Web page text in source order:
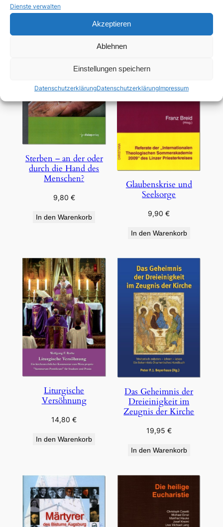
Dienste verwalten
Akzeptieren
Ablehnen
Einstellungen speichern
DatenschutzerklärungDatenschutzerklärungImpressum
Sterben – an der oder
durch die Hand des
Menschen?
9,80 €
In den Warenkorb
Glaubenskrise und
Seelsorge
9,90€
In den Warenkorb
Liturgische
Versöhnung
14,80€
In den Warenkorb
Das Geheimnis der
Dreieinigkeit im
Zeugnis der Kirche
19,95 €
In den Warenkorb